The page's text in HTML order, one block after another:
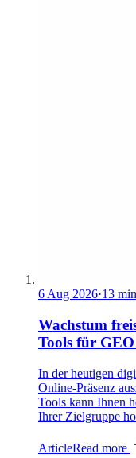
6 Aug 2026·13
Wachstum
Tools für
In der heutigen
Online-Präsenz
Tools kann Ihnen
Ihrer Zielgruppe
ArticleRead more